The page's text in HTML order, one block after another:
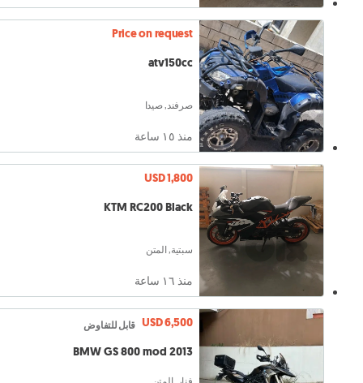
Price on request
atv150cc
صرفند, صيدا
منذ ١٥ ساعة
USD 1,800
KTM RC200 Black
سبتية, المتن
منذ ١٦ ساعة
USD 6,500 قابل للتفاوض
BMW GS 800 mod 2013